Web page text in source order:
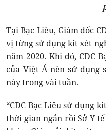
Tại Bạc Liêu, Giám đốc
vị từng sử dụng kit xét
năm 2020. Khi đó, CDC
của Việt Á nên sử dụng
này trong vài tuần.
“CDC Bạc Liêu sử dụng
thời gian ngắn rồi Sở Y